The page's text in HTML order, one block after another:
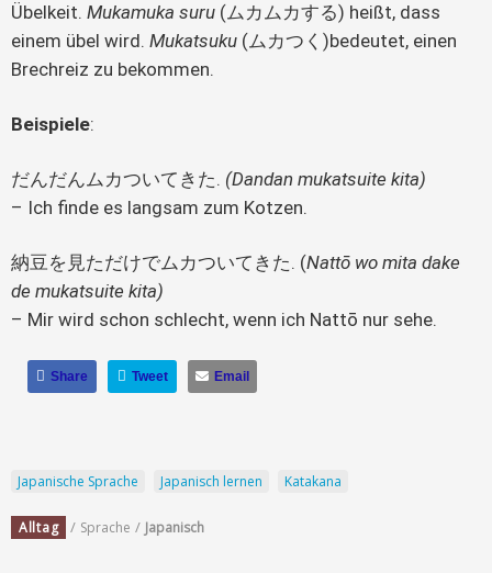
Übelkeit. Mukamuka suru (ムカムカする) heißt, dass
einem übel wird. Mukatsuku (ムカつく)bedeutet, einen
Brechreiz zu bekommen.
Beispiele:
だんだんムカついてきた. (Dandan mukatsuite kita)
– Ich finde es langsam zum Kotzen.
納豆を見ただけでムカついてきた. (Nattō wo mita dake
de mukatsuite kita)
– Mir wird schon schlecht, wenn ich Nattō nur sehe.
Share Tweet Email
Japanische Sprache Japanisch lernen Katakana
Alltag / Sprache / Japanisch